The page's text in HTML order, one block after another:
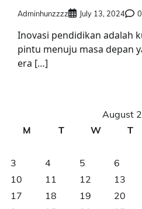
Adminhunzzzz July 13, 2024 0
Inovasi pendidikan adalah
pintu menuju masa depan
era […]
August
M
T W T
3
4 5 6
10
11 12 13
17
18 19 20